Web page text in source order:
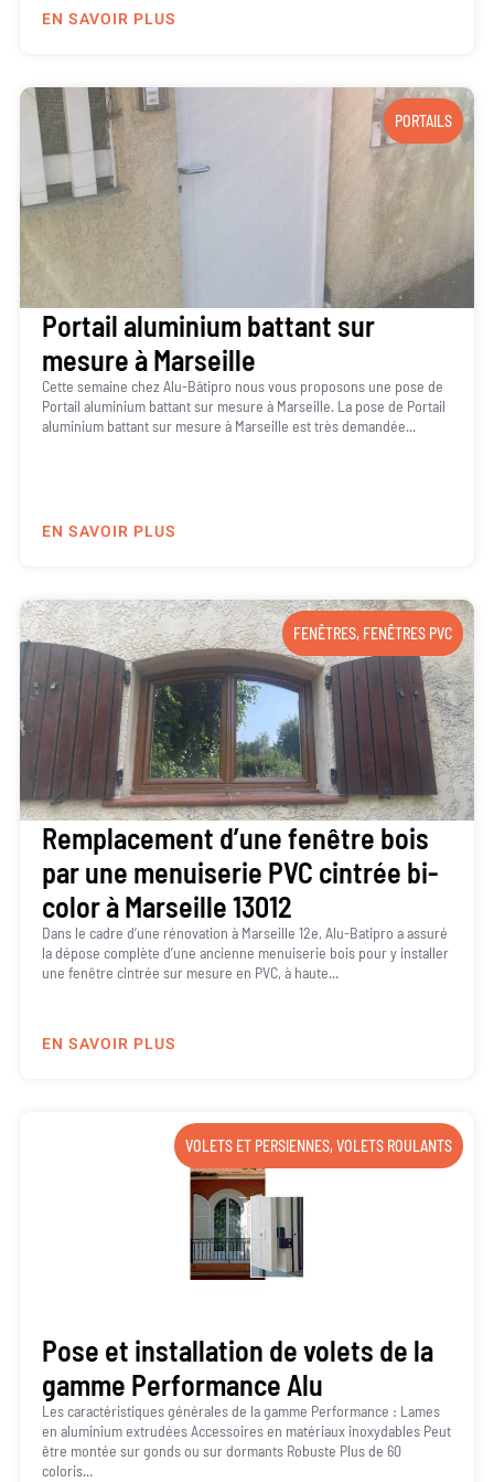
EN SAVOIR PLUS
PORTAILS
Portail aluminium battant sur
mesure à Marseille
Cette semaine chez Alu-Bâtipro nous vous proposons une pose de
Portail aluminium battant sur mesure à Marseille. La pose de Portail
aluminium battant sur mesure à Marseille est très demandée...
EN SAVOIR PLUS
FENÊTRES, FENÊTRES PVC
Remplacement d’une fenêtre bois
par une menuiserie PVC cintrée bi-
color à Marseille 13012
Dans le cadre d’une rénovation à Marseille 12e, Alu-Batipro a assuré
la dépose complète d’une ancienne menuiserie bois pour y installer
une fenêtre cintrée sur mesure en PVC, à haute...
EN SAVOIR PLUS
VOLETS ET PERSIENNES,VOLETS ROULANTS
Pose et installation de volets de la
gamme Performance Alu
Les caractéristiques générales de la gamme Performance : Lames
en aluminium extrudées Accessoires en matériaux inoxydables Peut
être montée sur gonds ou sur dormants Robuste Plus de 60
coloris...